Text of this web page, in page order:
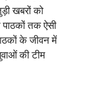
खबरों को
तक ऐसी
के जीवन में
की टीम